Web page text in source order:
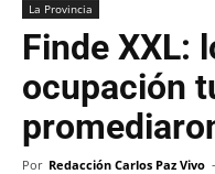
La Provincia
Finde XXL:
ocupación
Por Redacción Carlos Paz Vivo -